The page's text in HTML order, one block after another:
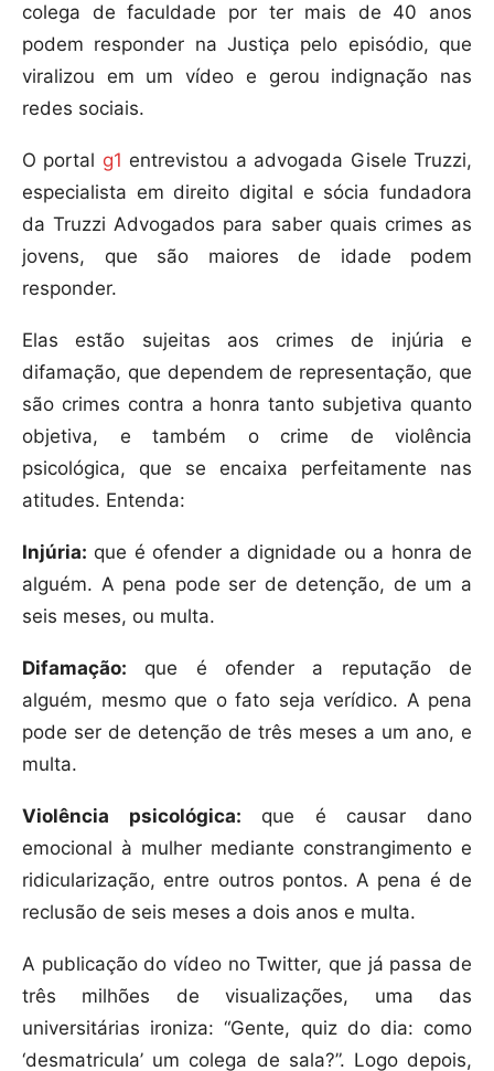
colega de faculdade por ter mais de 40 anos
podem responder na Justiça pelo episódio, que
viralizou em um vídeo e gerou indignação nas
redes sociais.
O portal g1 entrevistou a advogada Gisele Truzzi,
especialista em direito digital e sócia fundadora
da Truzzi Advogados para saber quais crimes as
jovens, que são maiores de idade podem
responder.
Elas estão sujeitas aos crimes de injúria e
difamação, que dependem de representação, que
são crimes contra a honra tanto subjetiva quanto
objetiva, e também o crime de violência
psicológica, que se encaixa perfeitamente nas
atitudes. Entenda:
Injúria: que é ofender a dignidade ou a honra de
alguém. A pena pode ser de detenção, de um a
seis meses, ou multa.
Difamação: que é ofender a reputação de
alguém, mesmo que o fato seja verídico. A pena
pode ser de detenção de três meses a um ano, e
multa.
Violência psicológica: que é causar dano
emocional à mulher mediante constrangimento e
ridicularização, entre outros pontos. A pena é de
reclusão de seis meses a dois anos e multa.
A publicação do vídeo no Twitter, que já passa de
três milhões de visualizações, uma das
universitárias ironiza: “Gente, quiz do dia: como
‘desmatricula’ um colega de sala?”. Logo depois,